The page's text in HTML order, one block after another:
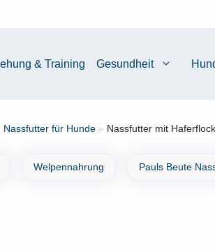
& Training Gesundheit
Nassfutter für Hunde » Nassfutter mit
Welpennahrung Pauls Beute